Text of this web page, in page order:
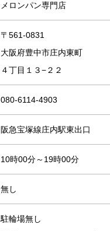
メロンパン専門店
〒561-0831
大阪府豊中市庄内東町
４丁目１３−２２
080-6114-4903
阪急宝塚線庄内駅東出口
10時00分～19時00分
無し
駐輪場無し